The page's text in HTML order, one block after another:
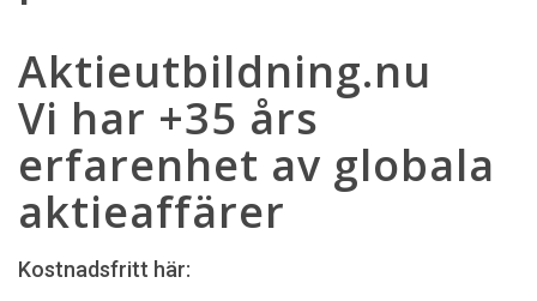
Aktieutbildning.nu
Vi har +35 års
erfarenhet av globala
aktieaffärer
Kostnadsfritt här: